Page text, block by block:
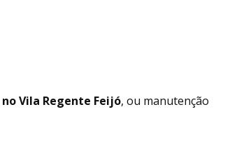
no Vila Regente Feijó, ou manutenção